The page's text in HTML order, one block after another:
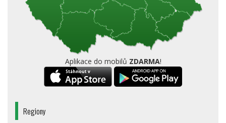
Aplikace do mobilů ZDARMA!
Regiony